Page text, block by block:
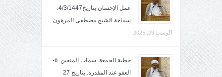
عمل الإحسان بتاريخ4/3/1447.
سماحة الشيخ مصطفى المرهون
آگوست 29, 2025
خطبة الجمعة: سمات المتقين: ٥-
العفو عند المقدرة. بتاريخ 27